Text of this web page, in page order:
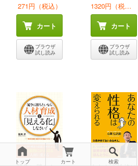
271円（税込）
カート
ブラウザ
試し読み
1320円（税込）
カート
ブラウザ
試し読み
トップ カート 検索